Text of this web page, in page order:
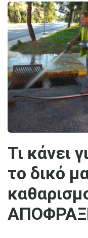
Τι κάνει
το δικό